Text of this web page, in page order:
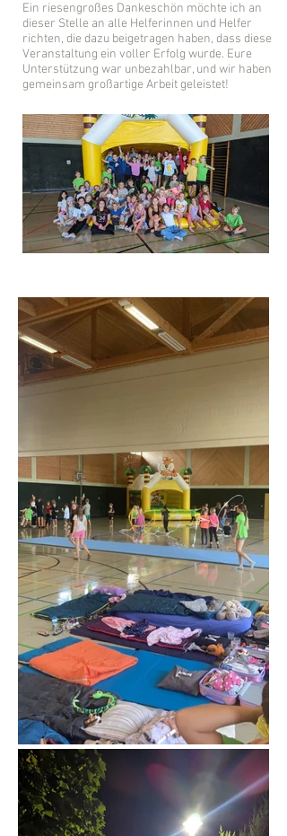
Ein riesengroßes Dankeschön möchte ich an
dieser Stelle an alle Helferinnen und Helfer
richten, die dazu beigetragen haben, dass diese
Veranstaltung ein voller Erfolg wurde. Eure
Unterstützung war unbezahlbar, und wir haben
gemeinsam großartige Arbeit geleistet!